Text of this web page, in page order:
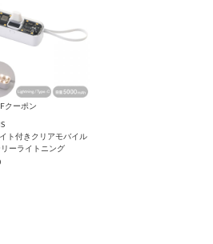
クーポン
ト付きクリアモバイル
ーライトニング